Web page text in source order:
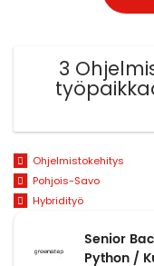
3
Ohjelmistokehitys
Pohjois-Savo
Hybridityö
Senior
Python /